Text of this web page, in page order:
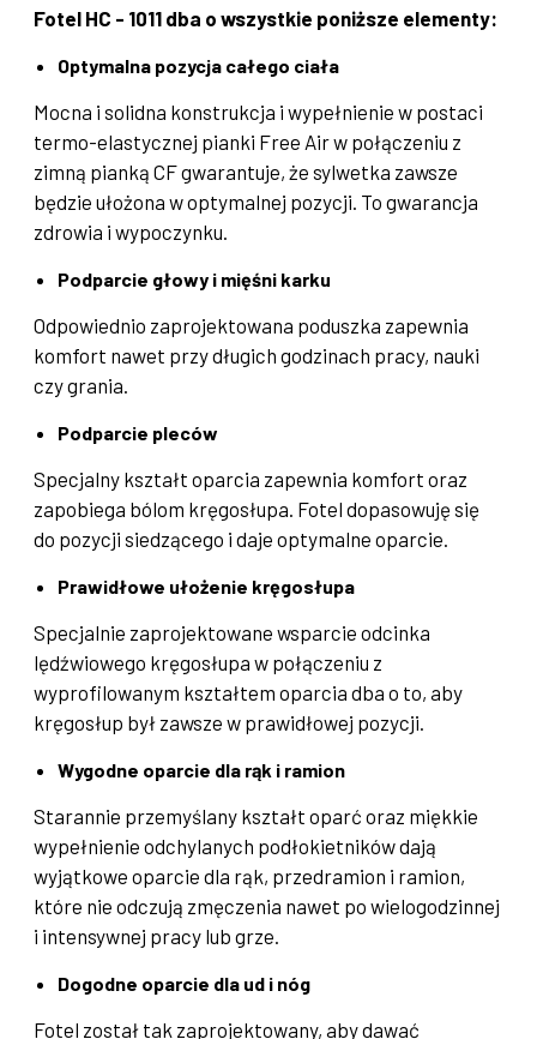
Fotel HC - 1011 dba o wszystkie poniższe elementy:
Optymalna pozycja całego ciała
Mocna i solidna konstrukcja i wypełnienie w postaci
termo-elastycznej pianki Free Air w połączeniu z
zimną pianką CF gwarantuje, że sylwetka zawsze
będzie ułożona w optymalnej pozycji. To gwarancja
zdrowia i wypoczynku.
Podparcie głowy i mięśni karku
Odpowiednio zaprojektowana poduszka zapewnia
komfort nawet przy długich godzinach pracy, nauki
czy grania.
Podparcie pleców
Specjalny kształt oparcia zapewnia komfort oraz
zapobiega bólom kręgosłupa. Fotel dopasowuję się
do pozycji siedzącego i daje optymalne oparcie.
Prawidłowe ułożenie kręgosłupa
Specjalnie zaprojektowane wsparcie odcinka
lędźwiowego kręgosłupa w połączeniu z
wyprofilowanym kształtem oparcia dba o to, aby
kręgosłup był zawsze w prawidłowej pozycji.
Wygodne oparcie dla rąk i ramion
Starannie przemyślany kształt oparć oraz miękkie
wypełnienie odchylanych podłokietników dają
wyjątkowe oparcie dla rąk, przedramion i ramion,
które nie odczują zmęczenia nawet po wielogodzinnej
i intensywnej pracy lub grze.
Dogodne oparcie dla ud i nóg
Fotel został tak zaprojektowany, aby dawać